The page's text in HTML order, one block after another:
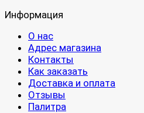
Информация
О нас
Адрес магазина
Контакты
Как заказать
Доставка и оплата
Отзывы
Палитра